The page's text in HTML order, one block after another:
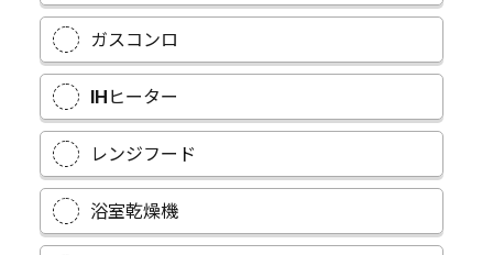
ガスコンロ
IHヒーター
レンジフード
浴室乾燥機